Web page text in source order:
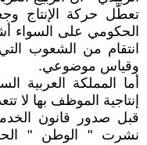
تعطّل حركة الإنتاج
الحكومي على السواء
انتقام من الشعوب
وقياس موضوعي.
أما المملكة العربية
إنتاجية الموظف بها لا
نشرت " الوطن "